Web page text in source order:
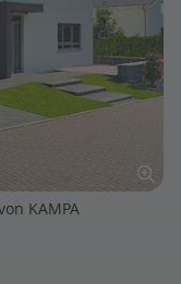
KAMPA